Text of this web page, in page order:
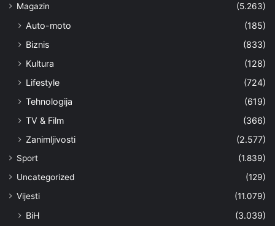
Magazin
(5.263)
Auto-moto
(185)
Biznis
(833)
Kultura
(128)
Lifestyle
(724)
Tehnologija
(619)
TV & Film
(366)
Zanimljivosti
(2.577)
Sport
(1.839)
Uncategorized
(129)
Vijesti
(11.079)
BiH
(3.039)